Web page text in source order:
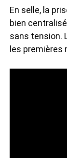
En selle, la
bien
sans tension.
les premières